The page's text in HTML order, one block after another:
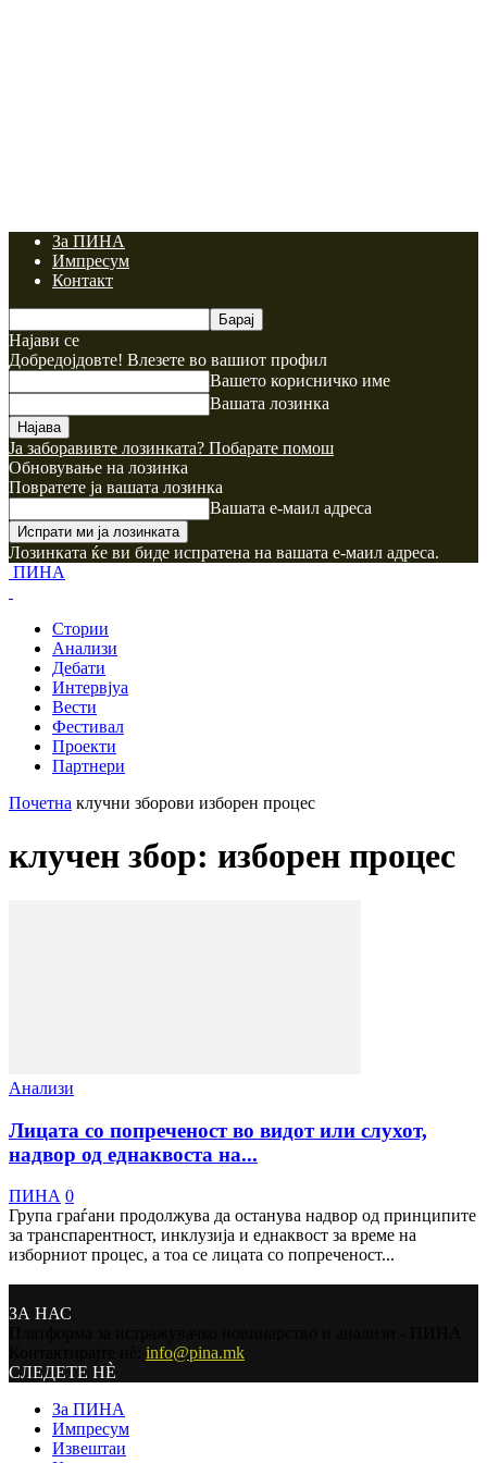
За ПИНА
Импресум
Контакт
Најави се
Добредојдовте! Влезете во вашиот профил
Вашето корисничко име
Вашата лозинка
Ја заборавивте лозинката? Побарате помош
Обновување на лозинка
Повратете ја вашата лозинка
Вашата е-маил адреса
Лозинката ќе ви биде испратена на вашата е-маил адреса.
ПИНА
Стории
Анализи
Дебати
Интервјуа
Вести
Фестивал
Проекти
Партнери
Почетна клучни зборови изборен процес
клучен збор: изборен процес
Анализи
Лицата со попреченост во видот или слухот,
надвор од еднаквоста на...
ПИНА 0
Група граѓани продолжува да останува надвор од принципите
за транспарентност, инклузија и еднаквост за време на
изборниот процес, а тоа се лицата со попреченост...
ЗА НАС
info@pina.mk
СЛЕДЕТЕ НЀ
За ПИНА
Импресум
Извештаи